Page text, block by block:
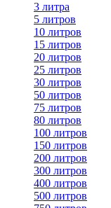
3 литра
5 литров
10 литров
15 литров
20 литров
25 литров
30 литров
50 литров
75 литров
80 литров
100 литров
150 литров
200 литров
300 литров
400 литров
500 литров